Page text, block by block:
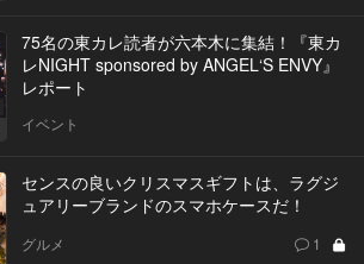
75名の東カレ読者が六本木に集結！『東カ
レNIGHT sponsored by ANGEL‘S ENVY』
レポート
イベント
センスの良いクリスマスギフトは、ラグジ
ュアリーブランドのスマホケースだ！
グルメ 1